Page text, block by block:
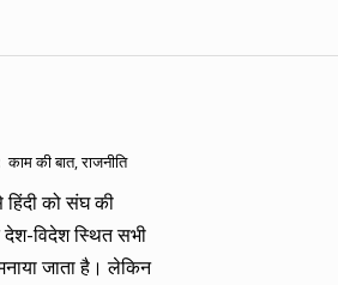
काम की बात,राजनीति
हिंदी को संघ की
देश-विदेश स्थित सभी
जाता है। लेकिन